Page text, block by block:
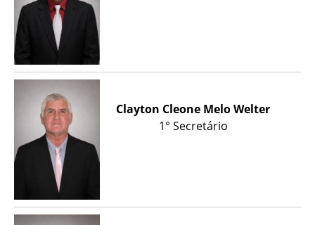
Clayton Cleone Melo Welter
1° Secretário